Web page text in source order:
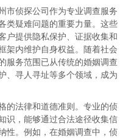
市侦探公司作为专业调查服务
类疑难问题的重要力量。这些
户提供隐私保护、证据收集和
架内维护自身权益。随着社会
服务范围已从传统的婚姻调查
、寻人寻址等多个领域，成为
的法律和道德准则。专业的侦
识，能够通过合法途径收集信
性。例如，在婚姻调查中，侦